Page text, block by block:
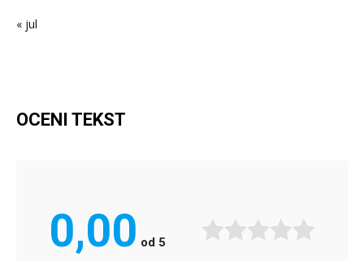
« jul
OCENI TEKST
0,00 od 5